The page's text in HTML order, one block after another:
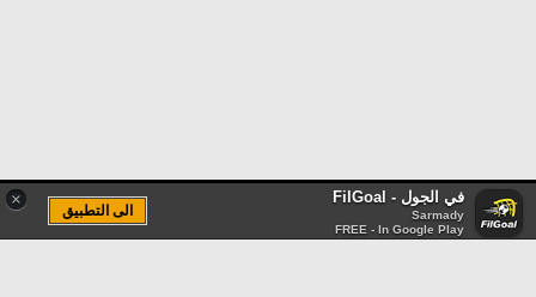
× في الجول - FilGoal
Sarmady
FREE - In Google Play
الى التطبيق